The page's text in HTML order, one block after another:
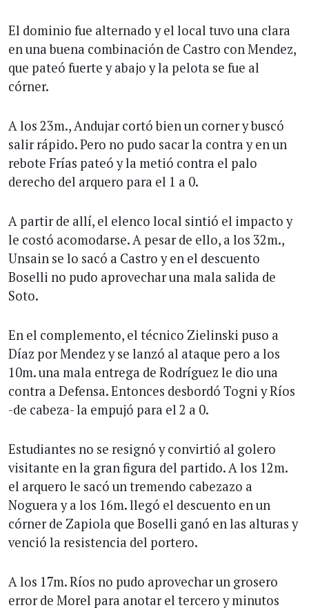
El dominio fue alternado y el local tuvo una clara
en una buena combinación de Castro con Mendez,
que pateó fuerte y abajo y la pelota se fue al
córner.
A los 23m., Andujar cortó bien un corner y buscó
salir rápido. Pero no pudo sacar la contra y en un
rebote Frías pateó y la metió contra el palo
derecho del arquero para el 1 a 0.
A partir de allí, el elenco local sintió el impacto y
le costó acomodarse. A pesar de ello, a los 32m.,
Unsain se lo sacó a Castro y en el descuento
Boselli no pudo aprovechar una mala salida de
Soto.
En el complemento, el técnico Zielinski puso a
Díaz por Mendez y se lanzó al ataque pero a los
10m. una mala entrega de Rodríguez le dio una
contra a Defensa. Entonces desbordó Togni y Ríos
-de cabeza- la empujó para el 2 a 0.
Estudiantes no se resignó y convirtió al golero
visitante en la gran figura del partido. A los 12m.
el arquero le sacó un tremendo cabezazo a
Noguera y a los 16m. llegó el descuento en un
córner de Zapiola que Boselli ganó en las alturas y
venció la resistencia del portero.
A los 17m. Ríos no pudo aprovechar un grosero
error de Morel para anotar el tercero y minutos